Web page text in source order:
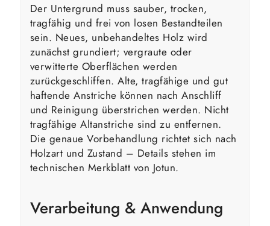
Der Untergrund muss sauber, trocken,
tragfähig und frei von losen Bestandteilen
sein. Neues, unbehandeltes Holz wird
zunächst grundiert; vergraute oder
verwitterte Oberflächen werden
zurückgeschliffen. Alte, tragfähige und gut
haftende Anstriche können nach Anschliff
und Reinigung überstrichen werden. Nicht
tragfähige Altanstriche sind zu entfernen.
Die genaue Vorbehandlung richtet sich nach
Holzart und Zustand – Details stehen im
technischen Merkblatt von Jotun.
Verarbeitung & Anwendung